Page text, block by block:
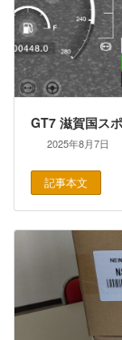
GT7 滋賀国ス
2025年8月7日
記事本文